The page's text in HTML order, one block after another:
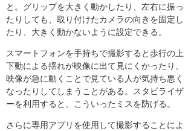
と。グリップを大きく動かしたり、左右に振っ
たりしても、取り付けたカメラの向きを固定し
たり、大きく動かないように設定できる。
スマートフォンを手持ちで撮影すると歩行の上
下動による揺れが映像に出て見にくかったり、
映像が急に動くことで見ている人が気持ち悪く
なったりしてしまうことがある。スタビライザ
ーを利用すると、こういったミスを防げる。
さらに専用アプリを使用して撮影することによ